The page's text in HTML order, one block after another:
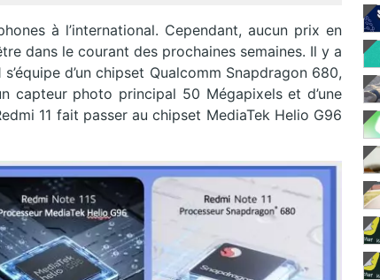
à l’international. Cependant, aucun prix en
dans le courant des prochaines semaines. Il y a
d’un chipset Qualcomm Snapdragon 680,
capteur photo principal 50 Mégapixels et d’une
11 fait passer au chipset MediaTek Helio G96